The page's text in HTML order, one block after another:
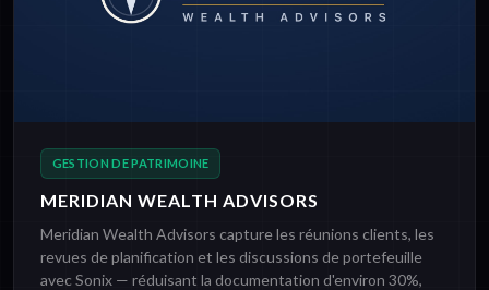
GESTION DE PATRIMOINE
MERIDIAN WEALTH ADVISORS
Meridian Wealth Advisors capture les réunions clients, les
revues de planification et les discussions de portefeuille
avec Sonix — réduisant la documentation d'environ 30%,